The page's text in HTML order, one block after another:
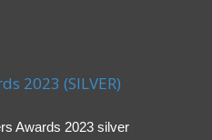
2023 (SILVER)